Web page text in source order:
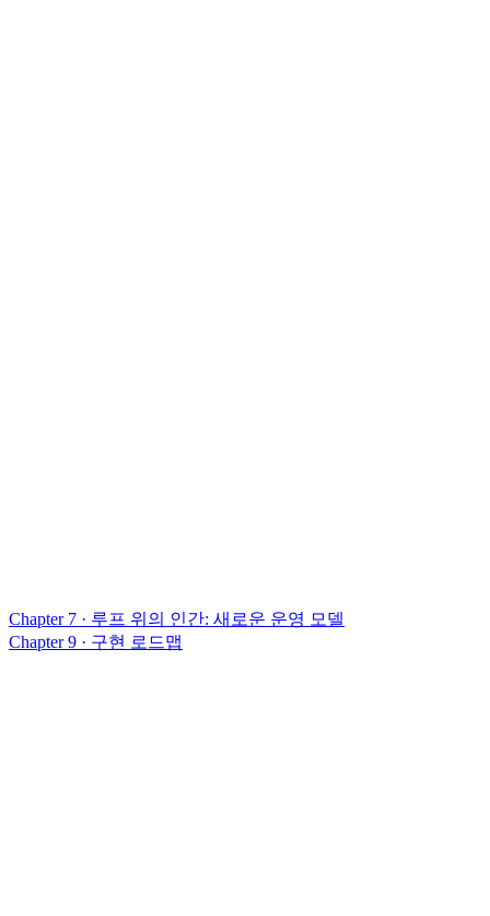
Chapter 7 · 루프 위의 인간: 새로운 운영 모델
Chapter 9 · 구현 로드맵